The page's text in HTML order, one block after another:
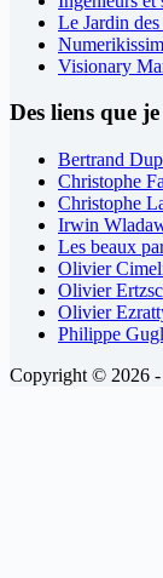
Le Jardin
Visionary
Des liens que
Bertrand
Christophe
Christophe
Irwin
Les beaux
Olivier
Olivier
Olivier
Philippe
Copyright © 2026 -